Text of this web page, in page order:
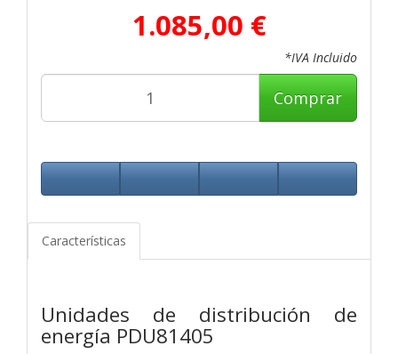
1.085,00 €
*IVA Incluido
Comprar
Características
Unidades de distribución de
energía PDU81405